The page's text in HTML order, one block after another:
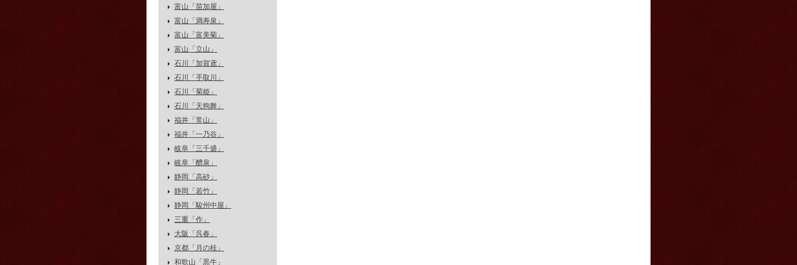
富山「苗加屋」
富山「満寿泉」
富山「富美菊」
富山「立山」
石川「加賀鳶」
石川「手取川」
石川「菊姫」
石川「天狗舞」
福井「常山」
福井「一乃谷」
岐阜「三千盛」
岐阜「醴泉」
静岡「高砂」
静岡「若竹」
静岡「駿州中屋」
三重「作」
大阪「呉春」
京都「月の桂」
和歌山「黒牛」